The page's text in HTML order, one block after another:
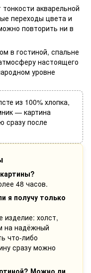
акварельной
переходы цвета и
повторить ни в
в гостиной, спальне
настоящего
уровне
из 100% хлопка,
— картина
сразу после
48 часов.
я получу только
изделие: холст,
на надёжный
что-либо
сразу можно
Можно ли